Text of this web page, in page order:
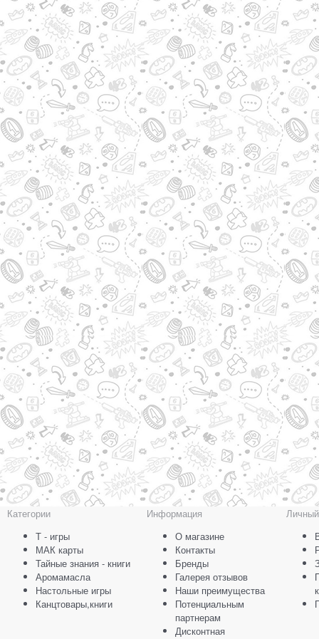
Категории
Т - игры
МАК карты
Тайные знания - книги
Аромамасла
Настольные игры
Канцтовары,книги
Информация
О магазине
Контакты
Бренды
Галерея отзывов
Наши преимущества
Потенциальным
партнерам
Дисконтная